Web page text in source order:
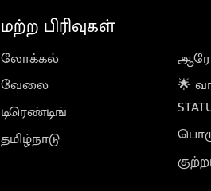
மற்ற பிரிவுகள்
லோக்கல்
வேலை
டிரெண்டிங்
தமிழ்நாடு
🌟